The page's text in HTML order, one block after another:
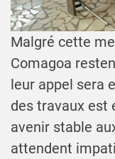
Malgré cette
Comagoa
leur appel sera
des travaux est
avenir stable
attendent